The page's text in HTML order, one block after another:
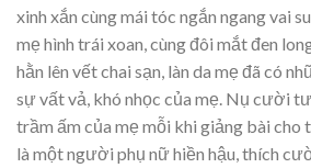
xinh xắn cùng mái tóc ngắn ngang vai
mẹ hình trái xoan, cùng đôi mắt đen
hằn lên vết chai sạn, làn da mẹ đã có
sự vất vả, khó nhọc của mẹ. Nụ cười
trầm ấm của mẹ mỗi khi giảng bài
là một người phụ nữ hiền hậu, thích